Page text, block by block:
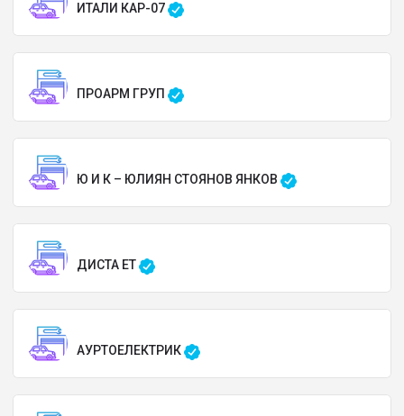
ИТАЛИ КАР-07
ПРОАРМ ГРУП
Ю И К – ЮЛИЯН СТОЯНОВ ЯНКОВ
ДИСТА ЕТ
АУРТОЕЛЕКТРИК